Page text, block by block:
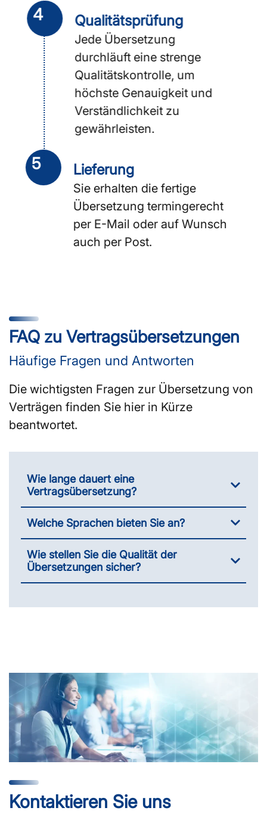
4 Qualitäts­prüfung
Jede Übersetzung
durchläuft eine strenge
Qualitätskontrolle, um
höchste Genauigkeit und
Verständlichkeit zu
gewährleisten.
5 Lieferung
Sie erhalten die fertige
Übersetzung termingerecht
per E-Mail oder auf Wunsch
auch per Post.
FAQ zu Vertragsübersetzungen
Häufige Fragen und Antworten
Die wichtigsten Fragen zur Übersetzung von
Verträgen finden Sie hier in Kürze
beantwortet.
Wie lange dauert eine
Vertragsübersetzung?
Welche Sprachen bieten Sie an?
Wie stellen Sie die Qualität der
Übersetzungen sicher?
Kontaktieren Sie uns